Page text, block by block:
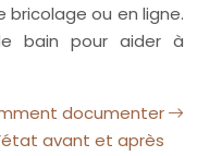
bricolage ou en ligne.
bain pour aider à
documenter
avant et après